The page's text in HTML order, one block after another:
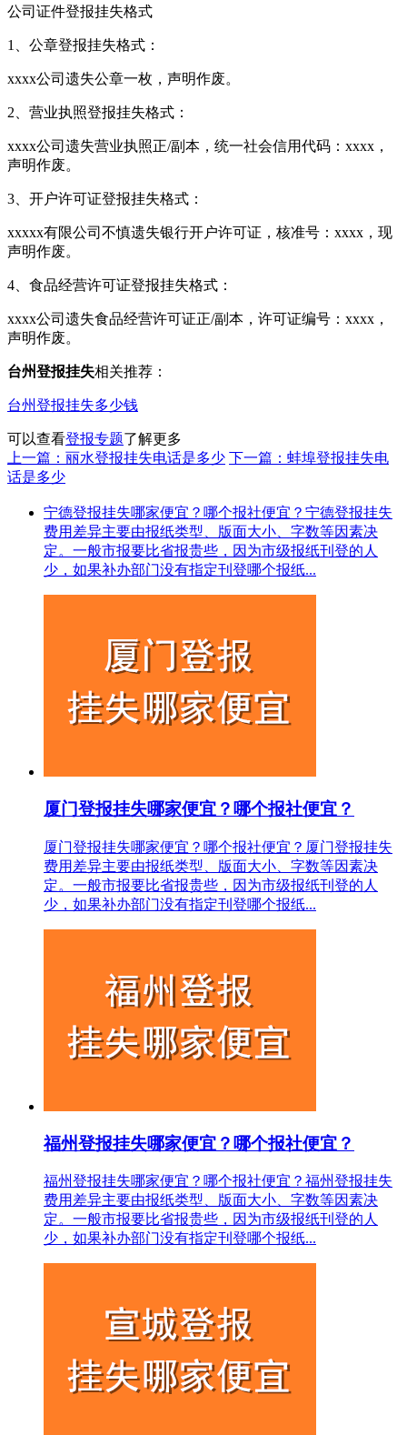
公司证件登报挂失格式
1、公章登报挂失格式：
xxxx公司遗失公章一枚，声明作废。
2、营业执照登报挂失格式：
xxxx公司遗失营业执照正/副本，统一社会信用代码：xxxx，
声明作废。
3、开户许可证登报挂失格式：
xxxxx有限公司不慎遗失银行开户许可证，核准号：xxxx，现
声明作废。
4、食品经营许可证登报挂失格式：
xxxx公司遗失食品经营许可证正/副本，许可证编号：xxxx，
声明作废。
台州登报挂失相关推荐：
台州登报挂失多少钱
可以查看登报专题了解更多
上一篇：丽水登报挂失电话是多少 下一篇：蚌埠登报挂失电
话是多少
宁德登报挂失哪家便宜？哪个报社便宜？宁德登报挂失
费用差异主要由报纸类型、版面大小、字数等因素决
定。一般市报要比省报贵些，因为市级报纸刊登的人
少，如果补办部门没有指定刊登哪个报纸...
厦门登报挂失哪家便宜？哪个报社便宜？
厦门登报挂失哪家便宜？哪个报社便宜？厦门登报挂失
费用差异主要由报纸类型、版面大小、字数等因素决
定。一般市报要比省报贵些，因为市级报纸刊登的人
少，如果补办部门没有指定刊登哪个报纸...
福州登报挂失哪家便宜？哪个报社便宜？
福州登报挂失哪家便宜？哪个报社便宜？福州登报挂失
费用差异主要由报纸类型、版面大小、字数等因素决
定。一般市报要比省报贵些，因为市级报纸刊登的人
少，如果补办部门没有指定刊登哪个报纸...